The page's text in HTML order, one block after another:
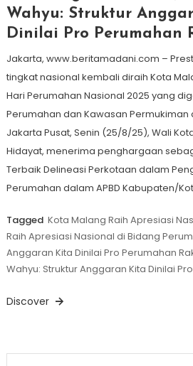
Wahyu: Struktur
Dinilai Pro Perumahan
Jakarta, www.beritamadani.com –
tingkat nasional kembali diraih Kota
Hari Perumahan Nasional 2025 yang
Perumahan dan Kawasan Permukiman
Jakarta Pusat, Senin (25/8/25), Wali
Hidayat, menerima penghargaan
Terbaik Delineasi Perkotaan dalam
Perumahan dalam APBD Kabupaten/
Tagged Kota Malang Raih Apresiasi
Raih Apresiasi Nasional di Bidang
Anggaran Kita Dinilai Pro Perumahan
Wahyu: Struktur Anggaran Kita Dinilai
Discover